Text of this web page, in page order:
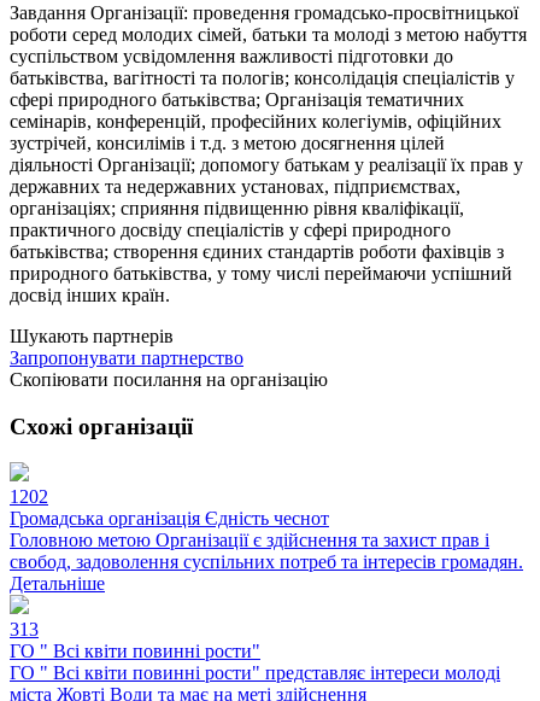
Завдання Організації: проведення громадсько-просвітницької
роботи серед молодих сімей, батьки та молоді з метою набуття
суспільством усвідомлення важливості підготовки до
батьківства, вагітності та пологів; консолідація спеціалістів у
сфері природного батьківства; Організація тематичних
семінарів, конференцій, професійних колегіумів, офіційних
зустрічей, консилімів і т.д. з метою досягнення цілей
діяльності Організації; допомогу батькам у реалізації їх прав у
державних та недержавних установах, підприємствах,
організаціях; сприяння підвищенню рівня кваліфікації,
практичного досвіду спеціалістів у сфері природного
батьківства; створення єдиних стандартів роботи фахівців з
природного батьківства, у тому числі переймаючи успішний
досвід інших країн.
Шукають партнерів
Запропонувати партнерство
Скопіювати посилання на організацію
Схожі організації
1202
Громадська організація Єдність чеснот
Головною метою Організації є здійснення та захист прав і
свобод, задоволення суспільних потреб та інтересів громадян.
Детальніше
313
ГО " Всі квіти повинні рости"
ГО " Всі квіти повинні рости" представляє інтереси молоді
міста Жовті Води та має на меті здійснення